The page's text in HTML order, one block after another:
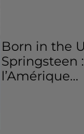
Born in the
Springsteen
l’Amérique...